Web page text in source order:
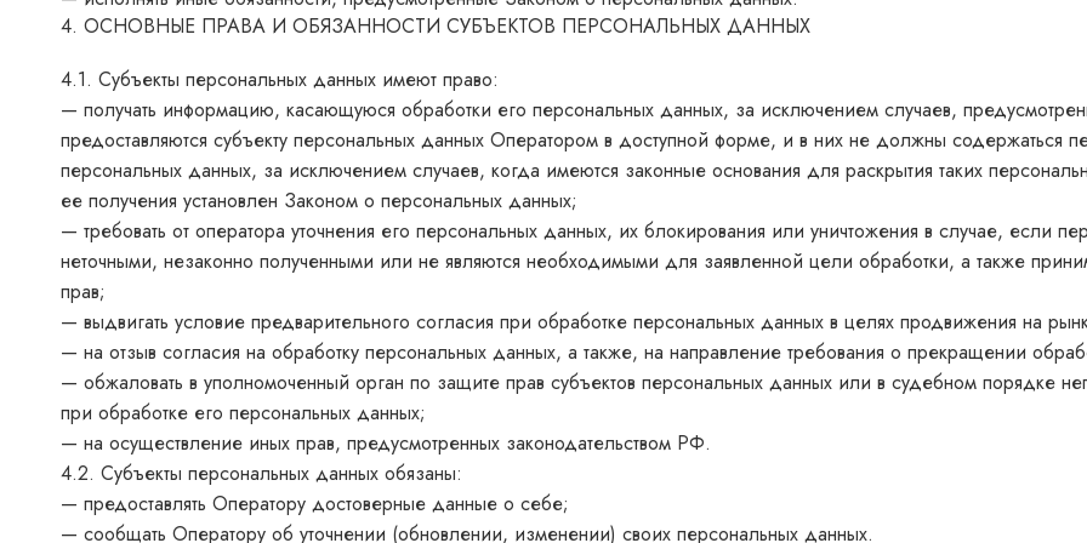
4. ОСНОВНЫЕ ПРАВА И ОБЯЗАННОСТИ СУБЪЕКТОВ ПЕРСОНАЛЬНЫХ ДАННЫХ
4.1. Субъекты персональных данных имеют право:
— получать информацию, касающуюся обработки его персональных данных, за исключением случаев,
предоставляются субъекту персональных данных Оператором в доступной форме, и в них не должны содержаться
персональных данных, за исключением случаев, когда имеются законные основания для раскрытия таких
ее получения установлен Законом о персональных данных;
— требовать от оператора уточнения его персональных данных, их блокирования или уничтожения в случае, если
неточными, незаконно полученными или не являются необходимыми для заявленной цели обработки, а также
прав;
— выдвигать условие предварительного согласия при обработке персональных данных в целях продвижения на
— на отзыв согласия на обработку персональных данных, а также, на направление требования о прекращении
— обжаловать в уполномоченный орган по защите прав субъектов персональных данных или в судебном порядке
при обработке его персональных данных;
— на осуществление иных прав, предусмотренных законодательством РФ.
4.2. Субъекты персональных данных обязаны:
— предоставлять Оператору достоверные данные о себе;
— сообщать Оператору об уточнении (обновлении, изменении) своих персональных данных.